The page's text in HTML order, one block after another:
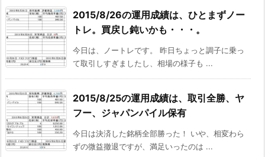
2015/8/26の運用成績は、ひとまずノー
トレ。買戻し鈍いかも・・・。
今日は、ノートレです。 昨日ちょっと調子に乗っ
て取引しすぎましたし、相場の様子も ...
2015/8/25の運用成績は、取引全勝、ヤ
フー、ジャパンパイル保有
今日は決済した銘柄全部勝った！ いや、相変わら
ずの微益撤退ですが、満足いったのは ...